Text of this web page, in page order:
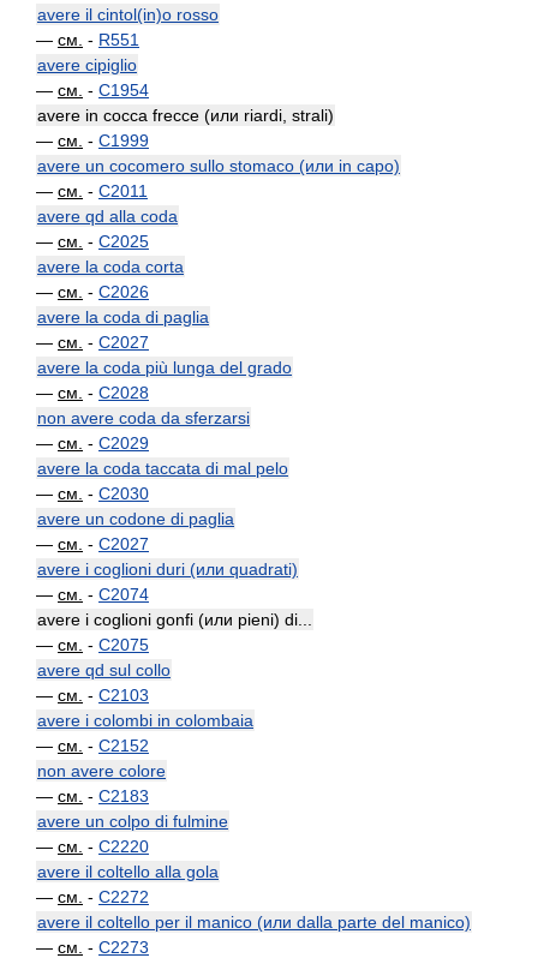
avere il cintol(in)o rosso
— см. - R551
avere cipiglio
— см. - C1954
avere in cocca frecce (или riardi, strali)
— см. - C1999
avere un cocomero sullo stomaco (или in capo)
— см. - C2011
avere qd alla coda
— см. - C2025
avere la coda corta
— см. - C2026
avere la coda di paglia
— см. - C2027
avere la coda più lunga del grado
— см. - C2028
non avere coda da sferzarsi
— см. - C2029
avere la coda taccata di mal pelo
— см. - C2030
avere un codone di paglia
— см. - C2027
avere i coglioni duri (или quadrati)
— см. - C2074
avere i coglioni gonfi (или pieni) di...
— см. - C2075
avere qd sul collo
— см. - C2103
avere i colombi in colombaia
— см. - C2152
non avere colore
— см. - C2183
avere un colpo di fulmine
— см. - C2220
avere il coltello alla gola
— см. - C2272
avere il coltello per il manico (или dalla parte del manico)
— см. - C2273